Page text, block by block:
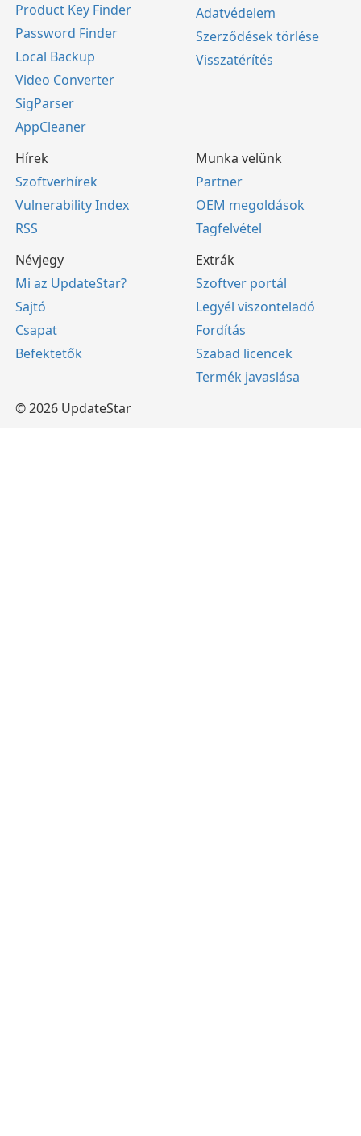
Product Key Finder
Password Finder
Local Backup
Video Converter
SigParser
AppCleaner
Adatvédelem
Szerződések törlése
Visszatérítés
Hírek
Szoftverhírek
Vulnerability Index
RSS
Munka velünk
Partner
OEM megoldások
Tagfelvétel
Névjegy
Mi az UpdateStar?
Sajtó
Csapat
Befektetők
Extrák
Szoftver portál
Legyél viszonteladó
Fordítás
Szabad licencek
Termék javaslása
© 2026 UpdateStar